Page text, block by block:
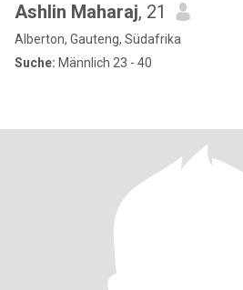
Ashlin Maharaj, 21
Alberton, Gauteng, Südafrika
Suche: Männlich 23 - 40